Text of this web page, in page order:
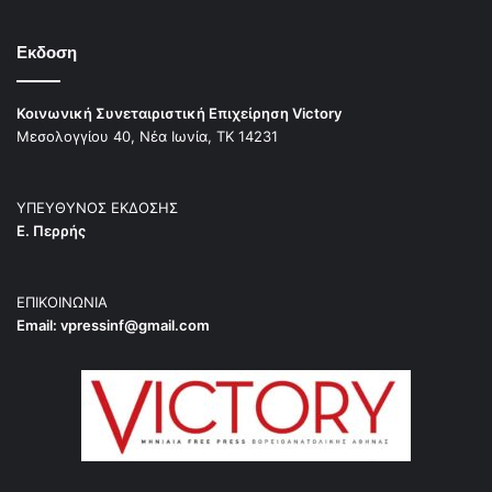
Εκδοση
Κοινωνική Συνεταιριστική Επιχείρηση Victory
Μεσολογγίου 40, Νέα Ιωνία, ΤΚ 14231
ΥΠΕΥΘΥΝΟΣ ΕΚΔΟΣΗΣ
Ε. Περρής
ΕΠΙΚΟΙΝΩΝΙΑ
Email: vpressinf@gmail.com